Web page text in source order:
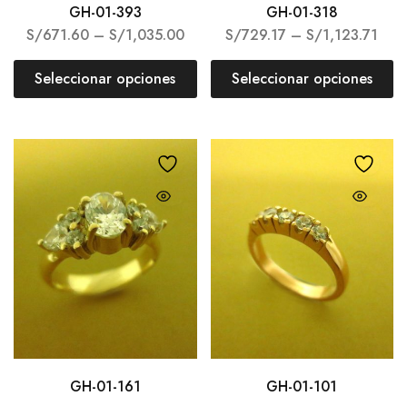
GH-01-393
S/671.60 – S/1,035.00
Seleccionar opciones
GH-01-318
S/729.17 – S/1,123.71
Seleccionar opciones
GH-01-161
GH-01-101